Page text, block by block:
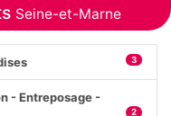
Seine-et-Marne
3
- Entreposage -
2